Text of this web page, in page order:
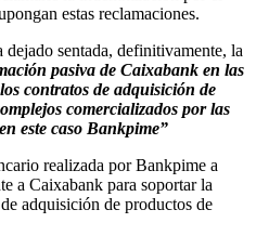
estas reclamaciones.
sentada, definitivamente, la
pasiva de Caixabank en las
contratos de adquisición de
comercializados por las
este caso Bankpime”
realizada por Bankpime a
a Caixabank para soportar la
adquisición de productos de